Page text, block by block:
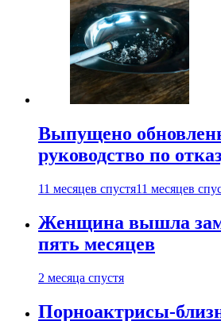
Выпущено
руководство по
11 месяцев спустя11 месяцев
Женщина вышла
пять месяцев
2 месяца спустя
Порноактрисы-